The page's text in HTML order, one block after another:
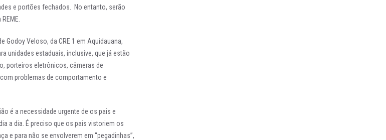
e portões fechados. No entanto, serão
Godoy Veloso, da CRE 1 em Aquidauana,
unidades estaduais, inclusive, que já estão
porteiros eletrônicos, câmeras de
problemas de comportamento e
é a necessidade urgente de os pais e
a dia. É preciso que os pais vistoriem os
e para não se envolverem em “pegadinhas”,